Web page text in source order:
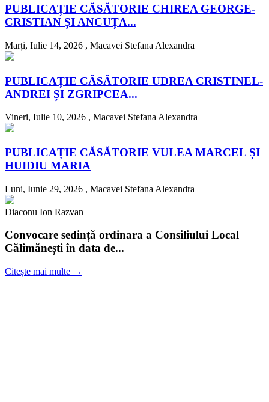
PUBLICAȚIE CĂSĂTORIE CHIREA GEORGE-
CRISTIAN ȘI ANCUȚA...
Marți, Iulie 14, 2026 , Macavei Stefana Alexandra
PUBLICAȚIE CĂSĂTORIE UDREA CRISTINEL-
ANDREI ȘI ZGRIPCEA...
Vineri, Iulie 10, 2026 , Macavei Stefana Alexandra
PUBLICAȚIE CĂSĂTORIE VULEA MARCEL ȘI
HUIDIU MARIA
Luni, Iunie 29, 2026 , Macavei Stefana Alexandra
Diaconu Ion Razvan
Convocare sedință ordinara a Consiliului Local
Călimănești în data de...
Citește mai multe →